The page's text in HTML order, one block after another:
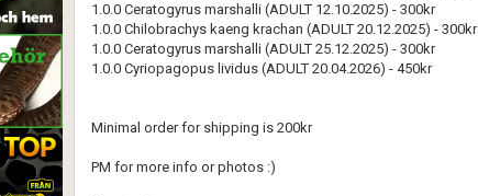
1.0.0 Ceratogyrus marshalli (ADULT 12.10.2025) - 300kr
1.0.0 Chilobrachys kaeng krachan (ADULT 20.12.2025) - 300kr
1.0.0 Ceratogyrus marshalli (ADULT 25.12.2025) - 300kr
1.0.0 Cyriopagopus lividus (ADULT 20.04.2026) - 450kr
Minimal order for shipping is 200kr
PM for more info or photos :)